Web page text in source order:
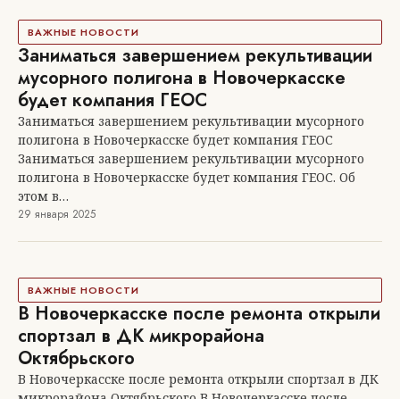
Заниматься завершением рекультивации
мусорного полигона в Новочеркасске
будет компания ГЕОС
Заниматься завершением рекультивации мусорного
полигона в Новочеркасске будет компания ГЕОС
Заниматься завершением рекультивации мусорного
полигона в Новочеркасске будет компания ГЕОС. Об